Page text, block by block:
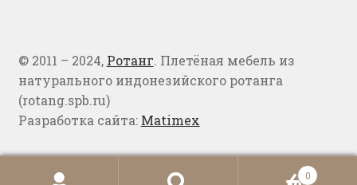
© 2011 – 2024, Ротанг. Плетёная мебель из
натурального индонезийского ротанга
(rotang.spb.ru)
Разработка сайта: Matimex
0